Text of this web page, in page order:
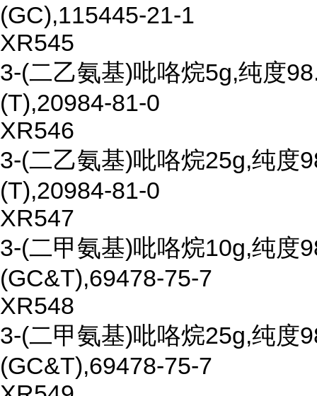
(GC),115445-21-1
XR545
3-(二乙氨基)吡咯烷5g,纯度
(T),20984-81-0
XR546
3-(二乙氨基)吡咯烷25g,纯度
(T),20984-81-0
XR547
3-(二甲氨基)吡咯烷10g,纯度
(GC&T),69478-75-7
XR548
3-(二甲氨基)吡咯烷25g,纯度
(GC&T),69478-75-7